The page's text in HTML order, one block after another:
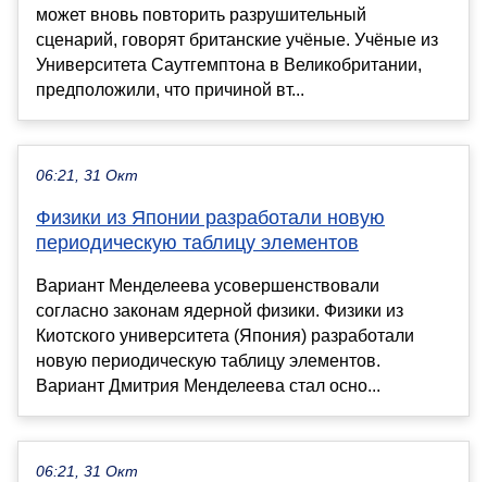
может вновь повторить разрушительный
сценарий, говорят британские учёные. Учёные из
Университета Саутгемптона в Великобритании,
предположили, что причиной вт...
06:21, 31 Окт
Физики из Японии разработали новую
периодическую таблицу элементов
Вариант Менделеева усовершенствовали
согласно законам ядерной физики. Физики из
Киотского университета (Япония) разработали
новую периодическую таблицу элементов.
Вариант Дмитрия Менделеева стал осно...
06:21, 31 Окт